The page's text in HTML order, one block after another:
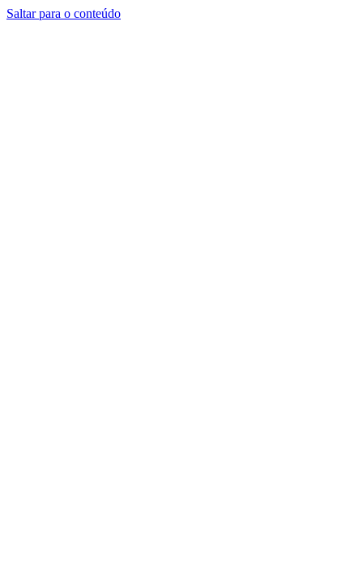
Saltar para o conteúdo